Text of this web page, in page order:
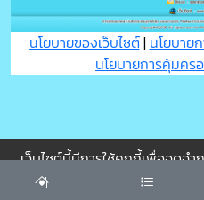
นโยบายของเว็บไซต์| นโยบาย
นโยบายการคุ้มค
เว็บไซต์นี้มีการใช้คุกกี้เพื่อจดจ
ประสบการณ์การใช้งานข